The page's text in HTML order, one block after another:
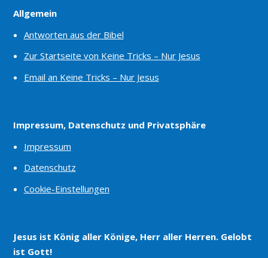
Allgemein
Antworten aus der Bibel
Zur Startseite von Keine Tricks – Nur Jesus
Email an Keine Tricks – Nur Jesus
Impressum, Datenschutz und Privatsphäre
Impressum
Datenschutz
Cookie-Einstellungen
Jesus ist König aller Könige, Herr aller Herren. Gelobt
ist Gott!